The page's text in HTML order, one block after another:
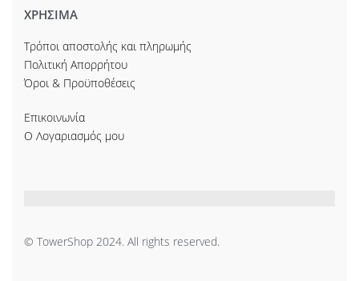
ΧΡΗΣΙΜΑ
Τρόποι αποστολής και πληρωμής
Πολιτική Απορρήτου
Όροι & Προϋποθέσεις
Επικοινωνία
Ο Λογαριασμός μου
© TowerShop 2024. All rights reserved.